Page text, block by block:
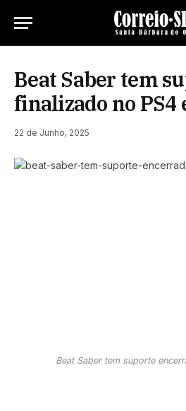
Beat Saber tem
finalizado no PS4
22 de Junho, 2025
Beat Saber tem suporte